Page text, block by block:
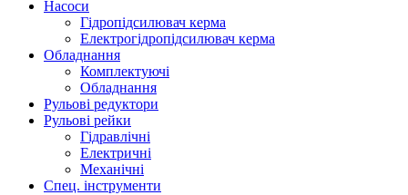
Насоси
Гідропідсилювач керма
Електрогідропідсилювач керма
Обладнання
Комплектуючі
Обладнання
Рульові редуктори
Рульові рейки
Гідравлічні
Електричні
Механічні
Спец. інструменти